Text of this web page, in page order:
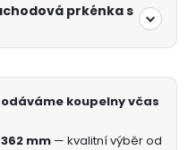
prkénka s
koupelny včas
mm — kvalitní výběr od